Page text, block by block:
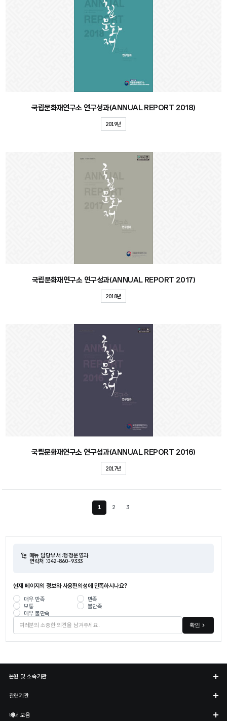
국립문화재연구소 연구성과(ANNUAL REPORT 2018)
2019년
국립문화재연구소 연구성과(ANNUAL REPORT 2017)
2018년
국립문화재연구소 연구성과(ANNUAL REPORT 2016)
2017년
1현재 페이지
2 3
메뉴 담당부서 :행정운영과
연락처 :042-860-9333
현재 페이지의 정보와 사용편의성에 만족하시나요?
매우 만족
만족
보통
불만족
매우 불만족
확인
본원 및 소속기관
관련기관
배너 모음